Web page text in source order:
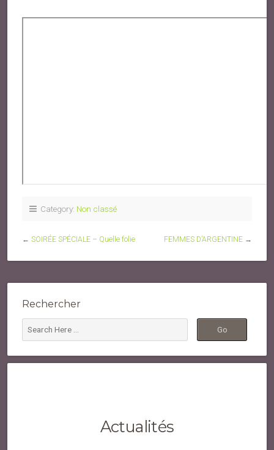
Category: Non classé
← SOIRÉE SPÉCIALE – Quelle folie FEMMES D’ARGENTINE →
Rechercher
Actualités